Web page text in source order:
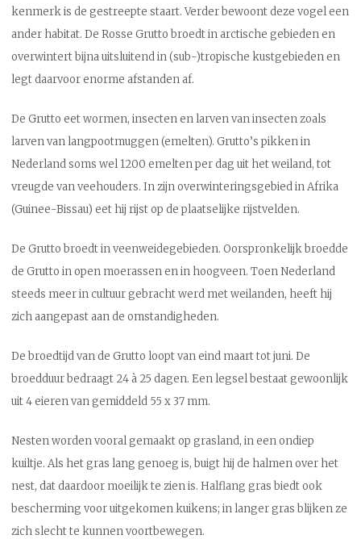
kenmerk is de gestreepte staart. Verder bewoont deze vogel een
ander habitat. De Rosse Grutto broedt in arctische gebieden en
overwintert bijna uitsluitend in (sub-)tropische kustgebieden en
legt daarvoor enorme afstanden af.
De Grutto eet wormen, insecten en larven van insecten zoals
larven van langpootmuggen (emelten). Grutto’s pikken in
Nederland soms wel 1200 emelten per dag uit het weiland, tot
vreugde van veehouders. In zijn overwinteringsgebied in Afrika
(Guinee-Bissau) eet hij rijst op de plaatselijke rijstvelden.
De Grutto broedt in veenweidegebieden. Oorspronkelijk broedde
de Grutto in open moerassen en in hoogveen. Toen Nederland
steeds meer in cultuur gebracht werd met weilanden, heeft hij
zich aangepast aan de omstandigheden.
De broedtijd van de Grutto loopt van eind maart tot juni. De
broedduur bedraagt 24 à 25 dagen. Een legsel bestaat gewoonlijk
uit 4 eieren van gemiddeld 55 x 37 mm.
Nesten worden vooral gemaakt op grasland, in een ondiep
kuiltje. Als het gras lang genoeg is, buigt hij de halmen over het
nest, dat daardoor moeilijk te zien is. Halflang gras biedt ook
bescherming voor uitgekomen kuikens; in langer gras blijken ze
zich slecht te kunnen voortbewegen.